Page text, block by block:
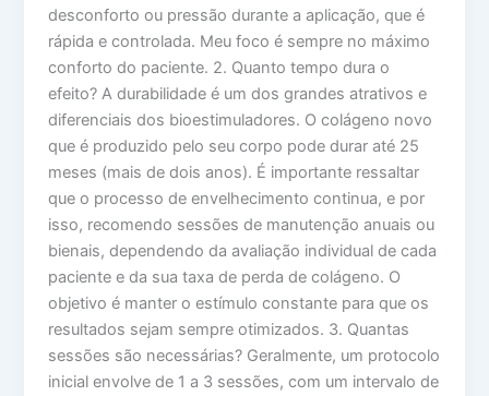
desconforto ou pressão durante a aplicação, que é
rápida e controlada. Meu foco é sempre no máximo
conforto do paciente. 2. Quanto tempo dura o
efeito? A durabilidade é um dos grandes atrativos e
diferenciais dos bioestimuladores. O colágeno novo
que é produzido pelo seu corpo pode durar até 25
meses (mais de dois anos). É importante ressaltar
que o processo de envelhecimento continua, e por
isso, recomendo sessões de manutenção anuais ou
bienais, dependendo da avaliação individual de cada
paciente e da sua taxa de perda de colágeno. O
objetivo é manter o estímulo constante para que os
resultados sejam sempre otimizados. 3. Quantas
sessões são necessárias? Geralmente, um protocolo
inicial envolve de 1 a 3 sessões, com um intervalo de